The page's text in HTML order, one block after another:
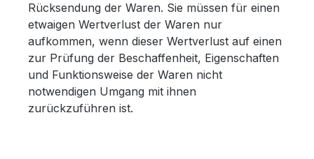
Rücksendung der Waren. Sie müssen für einen
etwaigen Wertverlust der Waren nur
aufkommen, wenn dieser Wertverlust auf einen
zur Prüfung der Beschaffenheit, Eigenschaften
und Funktionsweise der Waren nicht
notwendigen Umgang mit ihnen
zurückzuführen ist.